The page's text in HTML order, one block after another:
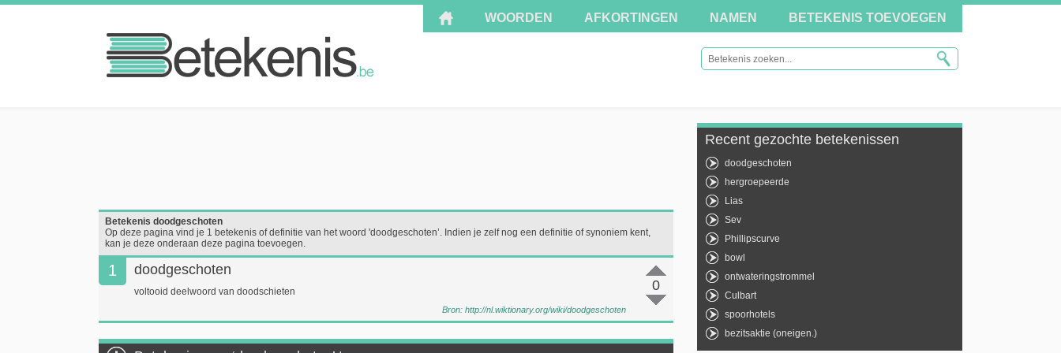
WOORDEN AFKORTINGEN NAMEN BETEKENIS TOEVOEGEN
Betekenis doodgeschoten
Op deze pagina vind je 1 betekenis of definitie van het woord 'doodgeschoten’. Indien je zelf nog een definitie of synoniem kent,
kan je deze onderaan deze pagina toevoegen.
1
0
doodgeschoten
voltooid deelwoord van doodschieten
Bron: http://nl.wiktionary.org/wiki/doodgeschoten
Recent gezochte betekenissen
doodgeschoten
hergroepeerde
Lias
Sev
Phillipscurve
bowl
ontwateringstrommel
Culbart
spoorhotels
bezitsaktie (oneigen.)